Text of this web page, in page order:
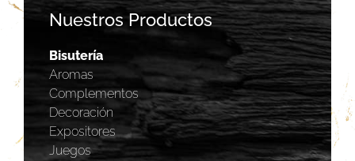
Nuestros Productos
Bisutería
Aromas
Complementos
Decoración
Expositores
Juegos